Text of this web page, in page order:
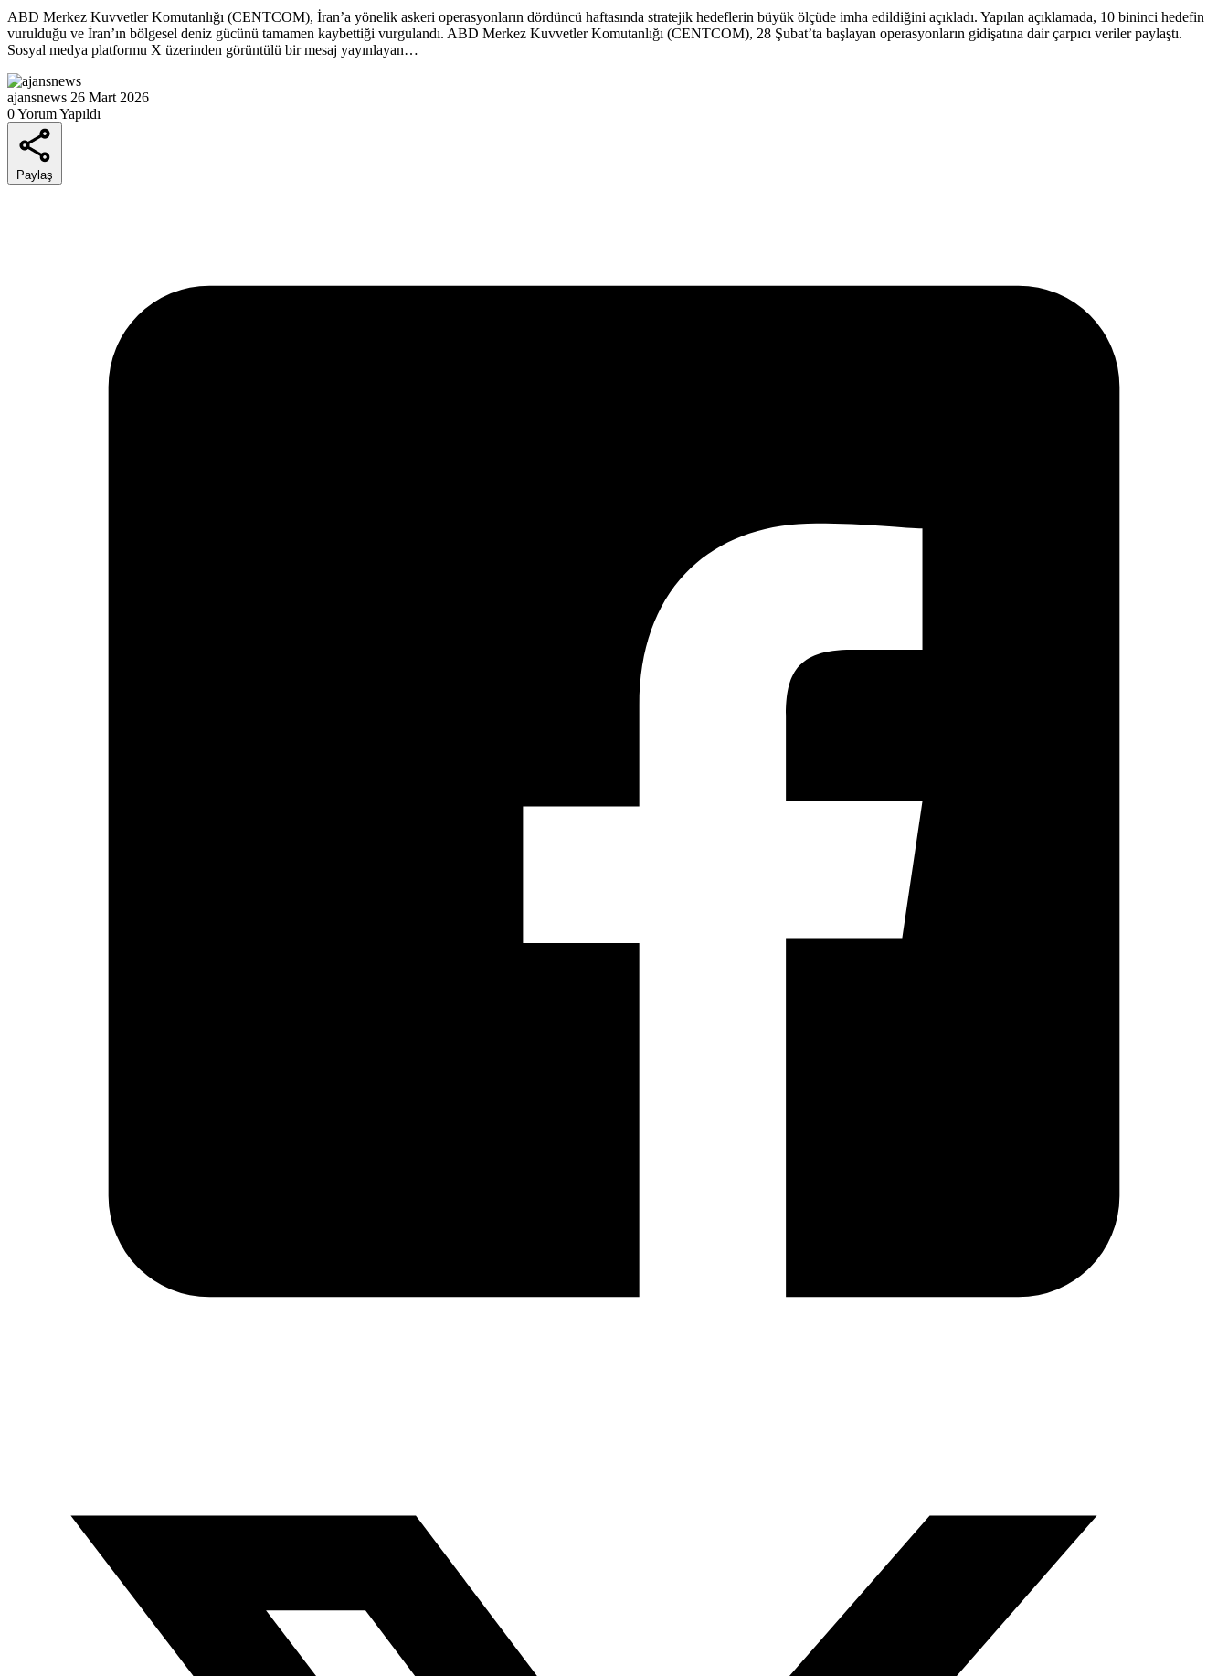
ABD Merkez Kuvvetler Komutanlığı (CENTCOM), İran’a yönelik askeri operasyonların dördüncü haftasında stratejik hedeflerin büyük ölçüde imha edildiğini açıkladı. Yapılan açıklamada, 10 bininci hedefin
vurulduğu ve İran’ın bölgesel deniz gücünü tamamen kaybettiği vurgulandı. ABD Merkez Kuvvetler Komutanlığı (CENTCOM), 28 Şubat’ta başlayan operasyonların gidişatına dair çarpıcı veriler paylaştı.
Sosyal medya platformu X üzerinden görüntülü bir mesaj yayınlayan…
ajansnews 26 Mart 2026
0 Yorum Yapıldı
Paylaş